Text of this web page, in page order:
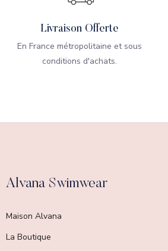
Livraison Offerte
En France métropolitaine et sous
conditions d'achats.
Alvana Swimwear
Maison Alvana
La Boutique